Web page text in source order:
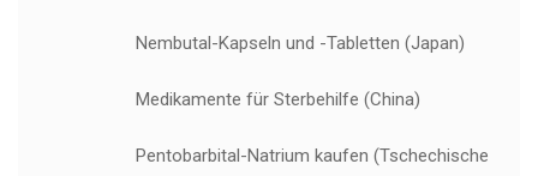
Nembutal-Kapseln und -Tabletten (Japan)
Medikamente für Sterbehilfe (China)
Pentobarbital-Natrium kaufen (Tschechische